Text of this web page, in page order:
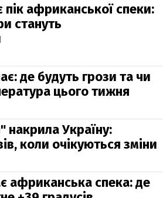
пік африканської спеки:
стануть
де будуть грози та чи
цього тижня
накрила Україну:
коли очікуються зміни
африканська спека: де